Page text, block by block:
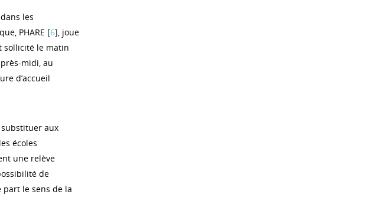
les
PHARE [6], joue
sollicité le matin
midi, au
d’accueil
substituer aux
écoles
une relève
de
part le sens de la